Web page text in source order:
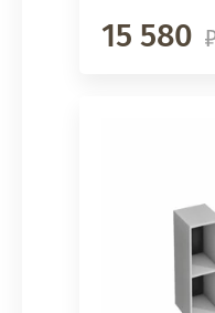
15 580